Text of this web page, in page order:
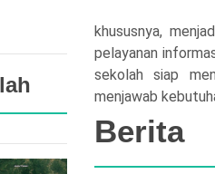
khususnya,
pelayanan
sekolah siap
menjawab
Berita